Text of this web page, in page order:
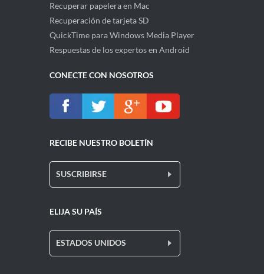
Recuperar papelera en Mac
Recuperación de tarjeta SD
QuickTime para Windows Media Player
Respuestas de los expertos en Android
CONECTE CON NOSOTROS
RECIBE NUESTRO BOLETÍN
SUSCRIBIRSE
ELIJA SU PAÍS
ESTADOS UNIDOS